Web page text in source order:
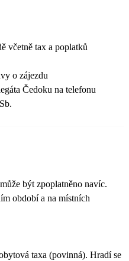
včetně tax a poplatků
o zájezdu
Čedoku na telefonu
být zpoplatněno navíc.
období a na místních
taxa (povinná). Hradí se